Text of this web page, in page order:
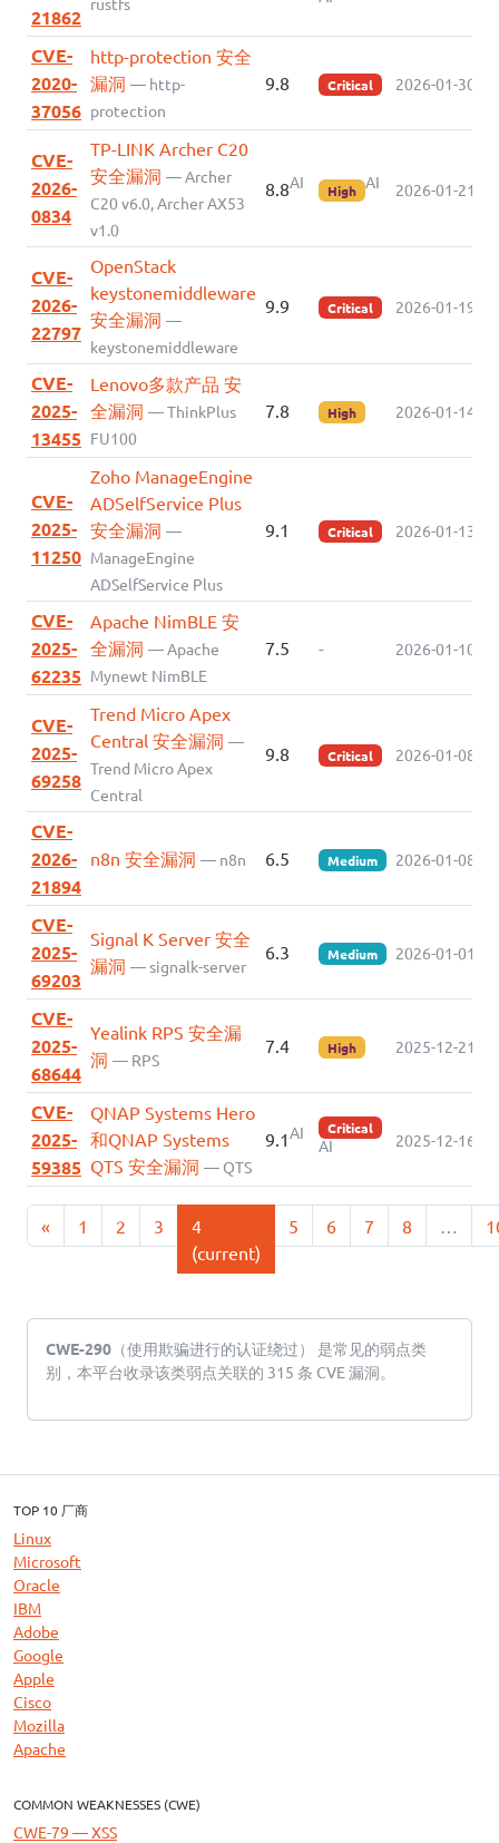
21862
CVE-
2020-
37056
http-protection 安全
漏洞 — http-
protection
9.8 Critical 2026-01-30
CVE-
2026-
0834
TP-LINK Archer C20
安全漏洞 — Archer
C20 v6.0, Archer AX53
v1.0
8.8AI High AI 2026-01-21
CVE-
2026-
22797
OpenStack
keystonemiddleware
安全漏洞 —
keystonemiddleware
9.9 Critical 2026-01-19
CVE-
2025-
13455
Lenovo多款产品 安
全漏洞 — ThinkPlus
FU100
7.8 High 2026-01-14
CVE-
2025-
11250
Zoho ManageEngine
ADSelfService Plus
安全漏洞 —
ManageEngine
ADSelfService Plus
9.1 Critical 2026-01-13
CVE-
2025-
62235
Apache NimBLE 安
全漏洞 — Apache
Mynewt NimBLE
7.5 - 2026-01-10
CVE-
2025-
69258
Trend Micro Apex
Central 安全漏洞 —
Trend Micro Apex
Central
9.8 Critical 2026-01-08
CVE-
2026-
21894
n8n 安全漏洞 — n8n 6.5 Medium 2026-01-08
CVE-
2025-
69203
Signal K Server 安全
漏洞 — signalk-server
6.3 Medium 2026-01-01
CVE-
2025-
68644
Yealink RPS 安全漏
洞 — RPS
7.4 High 2025-12-21
CVE-
2025-
59385
QNAP Systems Hero
和QNAP Systems
QTS 安全漏洞 — QTS
9.1AI Critical
AI 2025-12-16
« 1 2 3
4
(current)
5 6 7 8
CWE-290 （使用欺骗进行的认证绕过） 是常见的弱点类
别，本平台收录该类弱点关联的 315 条 CVE 漏洞。
TOP 10 厂商
Linux
Microsoft
Oracle
IBM
Adobe
Google
Apple
Cisco
Mozilla
Apache
COMMON WEAKNESSES (CWE)
CWE-79 — XSS